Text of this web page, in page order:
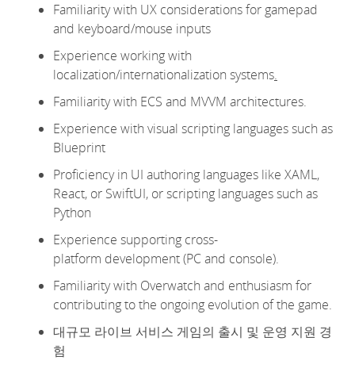
Familiarity with UX considerations for gamepad
and keyboard/mouse inputs
Experience working with
localization/internationalization systems.
Familiarity with ECS and MVVM architectures.
Experience with visual scripting languages such as
Blueprint
Proficiency in UI authoring languages like XAML,
React, or SwiftUI, or scripting languages such as
Python
Experience supporting cross-
platform development (PC and console).
Familiarity with Overwatch and enthusiasm for
contributing to the ongoing evolution of the game.
대규모 라이브 서비스 게임의 출시 및 운영 지원 경
험